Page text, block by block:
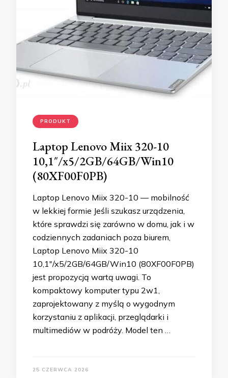
PRODUKT
Laptop Lenovo Miix 320-10
10,1″/x5/2GB/64GB/Win10
(80XF00F0PB)
Laptop Lenovo Miix 320-10 — mobilność
w lekkiej formie Jeśli szukasz urządzenia,
które sprawdzi się zarówno w domu, jak i w
codziennych zadaniach poza biurem,
Laptop Lenovo Miix 320-10
10,1"/x5/2GB/64GB/Win10 (80XF00F0PB)
jest propozycją wartą uwagi. To
kompaktowy komputer typu 2w1,
zaprojektowany z myślą o wygodnym
korzystaniu z aplikacji, przeglądarki i
multimediów w podróży. Model ten …
25 CZERWCA 2026